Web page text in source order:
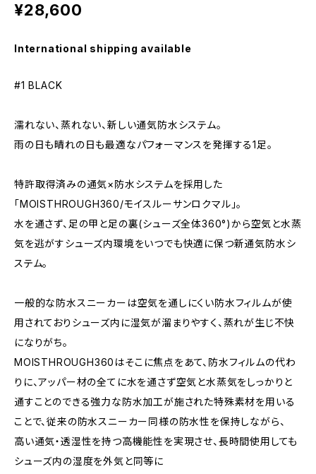
¥28,600
International shipping available
#1 BLACK
濡れない、蒸れない、新しい通気防水システム。
雨の日も晴れの日も最適なパフォーマンスを発揮する1足。
特許取得済みの通気×防水システムを採用した
「MOISTHROUGH360/モイスルーサンロクマル」。
水を通さず、足の甲と足の裏(シューズ全体360°)から空気と水蒸
気を逃がすシューズ内環境をいつでも快適に保つ新通気防水シ
ステム。
一般的な防水スニーカーは空気を通しにくい防水フィルムが使
用されておりシューズ内に湿気が溜まりやすく、蒸れが生じ不快
になりがち。
MOISTHROUGH360はそこに焦点をあて、防水フィルムの代わ
りに、アッパー材の全てに水を通さず空気と水蒸気をしっかりと
通すことのできる強力な防水加工が施された特殊素材を用いる
ことで、従来の防水スニーカー同様の防水性を保持しながら、
高い通気・透湿性を持つ高機能性を実現させ、長時間使用しても
シューズ内の湿度を外気と同等に